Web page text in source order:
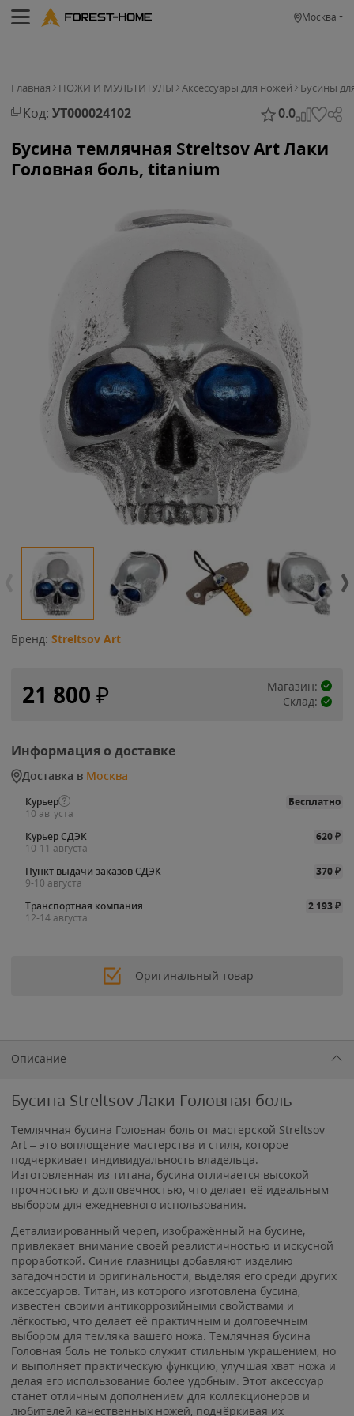
Москва
Главная НОЖИ И МУЛЬТИТУЛЫ Аксессуары для ножей Бусины
Код: УТ000024102 0.0
Бусина темлячная Streltsov Art Лаки
Головная боль, titanium
Бренд: Streltsov Art
21 800 ₽
Магазин:
Склад:
Информация о доставке
Доставка в Москва
Курьер
Бесплатно
10 августа
Курьер СДЭК
620₽
10-11 августа
Пункт выдачи заказов СДЭК
370₽
9-10 августа
Транспортная компания
2 193₽
12-14 августа
Оригинальный товар
Описание
Бусина Streltsov Лаки Головная боль
Темлячная бусина Головная боль от мастерской Streltsov
Art – это воплощение мастерства и стиля, которое
подчеркивает индивидуальность владельца.
Изготовленная из титана, бусина отличается высокой
прочностью и долговечностью, что делает её идеальным
выбором для ежедневного использования.
Детализированный череп, изображённый на бусине,
привлекает внимание своей реалистичностью и искусной
проработкой. Синие глазницы добавляют изделию
загадочности и оригинальности, выделяя его среди других
аксессуаров. Титан, из которого изготовлена бусина,
известен своими антикоррозийными свойствами и
лёгкостью, что делает её практичным и долговечным
выбором для темляка вашего ножа. Темлячная бусина
Головная боль не только служит стильным украшением, но
и выполняет практическую функцию, улучшая хват ножа и
делая его использование более удобным. Этот аксессуар
станет отличным дополнением для коллекционеров и
любителей качественных ножей, подчёркивая их